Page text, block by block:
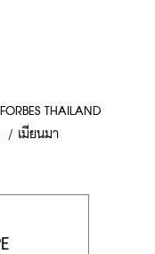
FORBES THAILAND
/ เมียนมา